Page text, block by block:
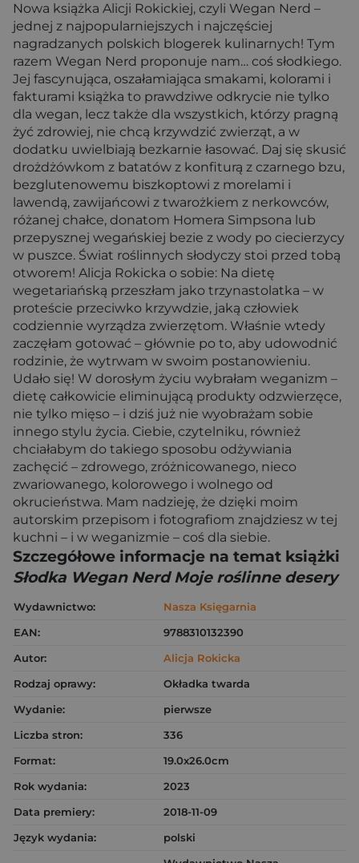
Nowa książka Alicji Rokickiej, czyli Wegan Nerd –
jednej z najpopularniejszych i najczęściej
nagradzanych polskich blogerek kulinarnych! Tym
razem Wegan Nerd proponuje nam… coś słodkiego.
Jej fascynująca, oszałamiająca smakami, kolorami i
fakturami książka to prawdziwe odkrycie nie tylko
dla wegan, lecz także dla wszystkich, którzy pragną
żyć zdrowiej, nie chcą krzywdzić zwierząt, a w
dodatku uwielbiają bezkarnie łasować. Daj się skusić
drożdżówkom z batatów z konfiturą z czarnego bzu,
bezglutenowemu biszkoptowi z morelami i
lawendą, zawijańcowi z twarożkiem z nerkowców,
różanej chałce, donatom Homera Simpsona lub
przepysznej wegańskiej bezie z wody po ciecierzycy
w puszce. Świat roślinnych słodyczy stoi przed tobą
otworem! Alicja Rokicka o sobie: Na dietę
wegetariańską przeszłam jako trzynastolatka – w
proteście przeciwko krzywdzie, jaką człowiek
codziennie wyrządza zwierzętom. Właśnie wtedy
zaczęłam gotować – głównie po to, aby udowodnić
rodzinie, że wytrwam w swoim postanowieniu.
Udało się! W dorosłym życiu wybrałam weganizm –
dietę całkowicie eliminującą produkty odzwierzęce,
nie tylko mięso – i dziś już nie wyobrażam sobie
innego stylu życia. Ciebie, czytelniku, również
chciałabym do takiego sposobu odżywiania
zachęcić – zdrowego, zróżnicowanego, nieco
zwariowanego, kolorowego i wolnego od
okrucieństwa. Mam nadzieję, że dzięki moim
autorskim przepisom i fotografiom znajdziesz w tej
kuchni – i w weganizmie – coś dla siebie.
Szczegółowe informacje na temat książki
Słodka Wegan Nerd Moje roślinne desery
Wydawnictwo:
Nasza Księgarnia
EAN:
9788310132390
Autor:
Alicja Rokicka
Rodzaj oprawy:
Okładka twarda
Wydanie:
pierwsze
Liczba stron:
336
Format:
19.0x26.0cm
Rok wydania:
2023
Data premiery:
2018-11-09
Język wydania:
polski